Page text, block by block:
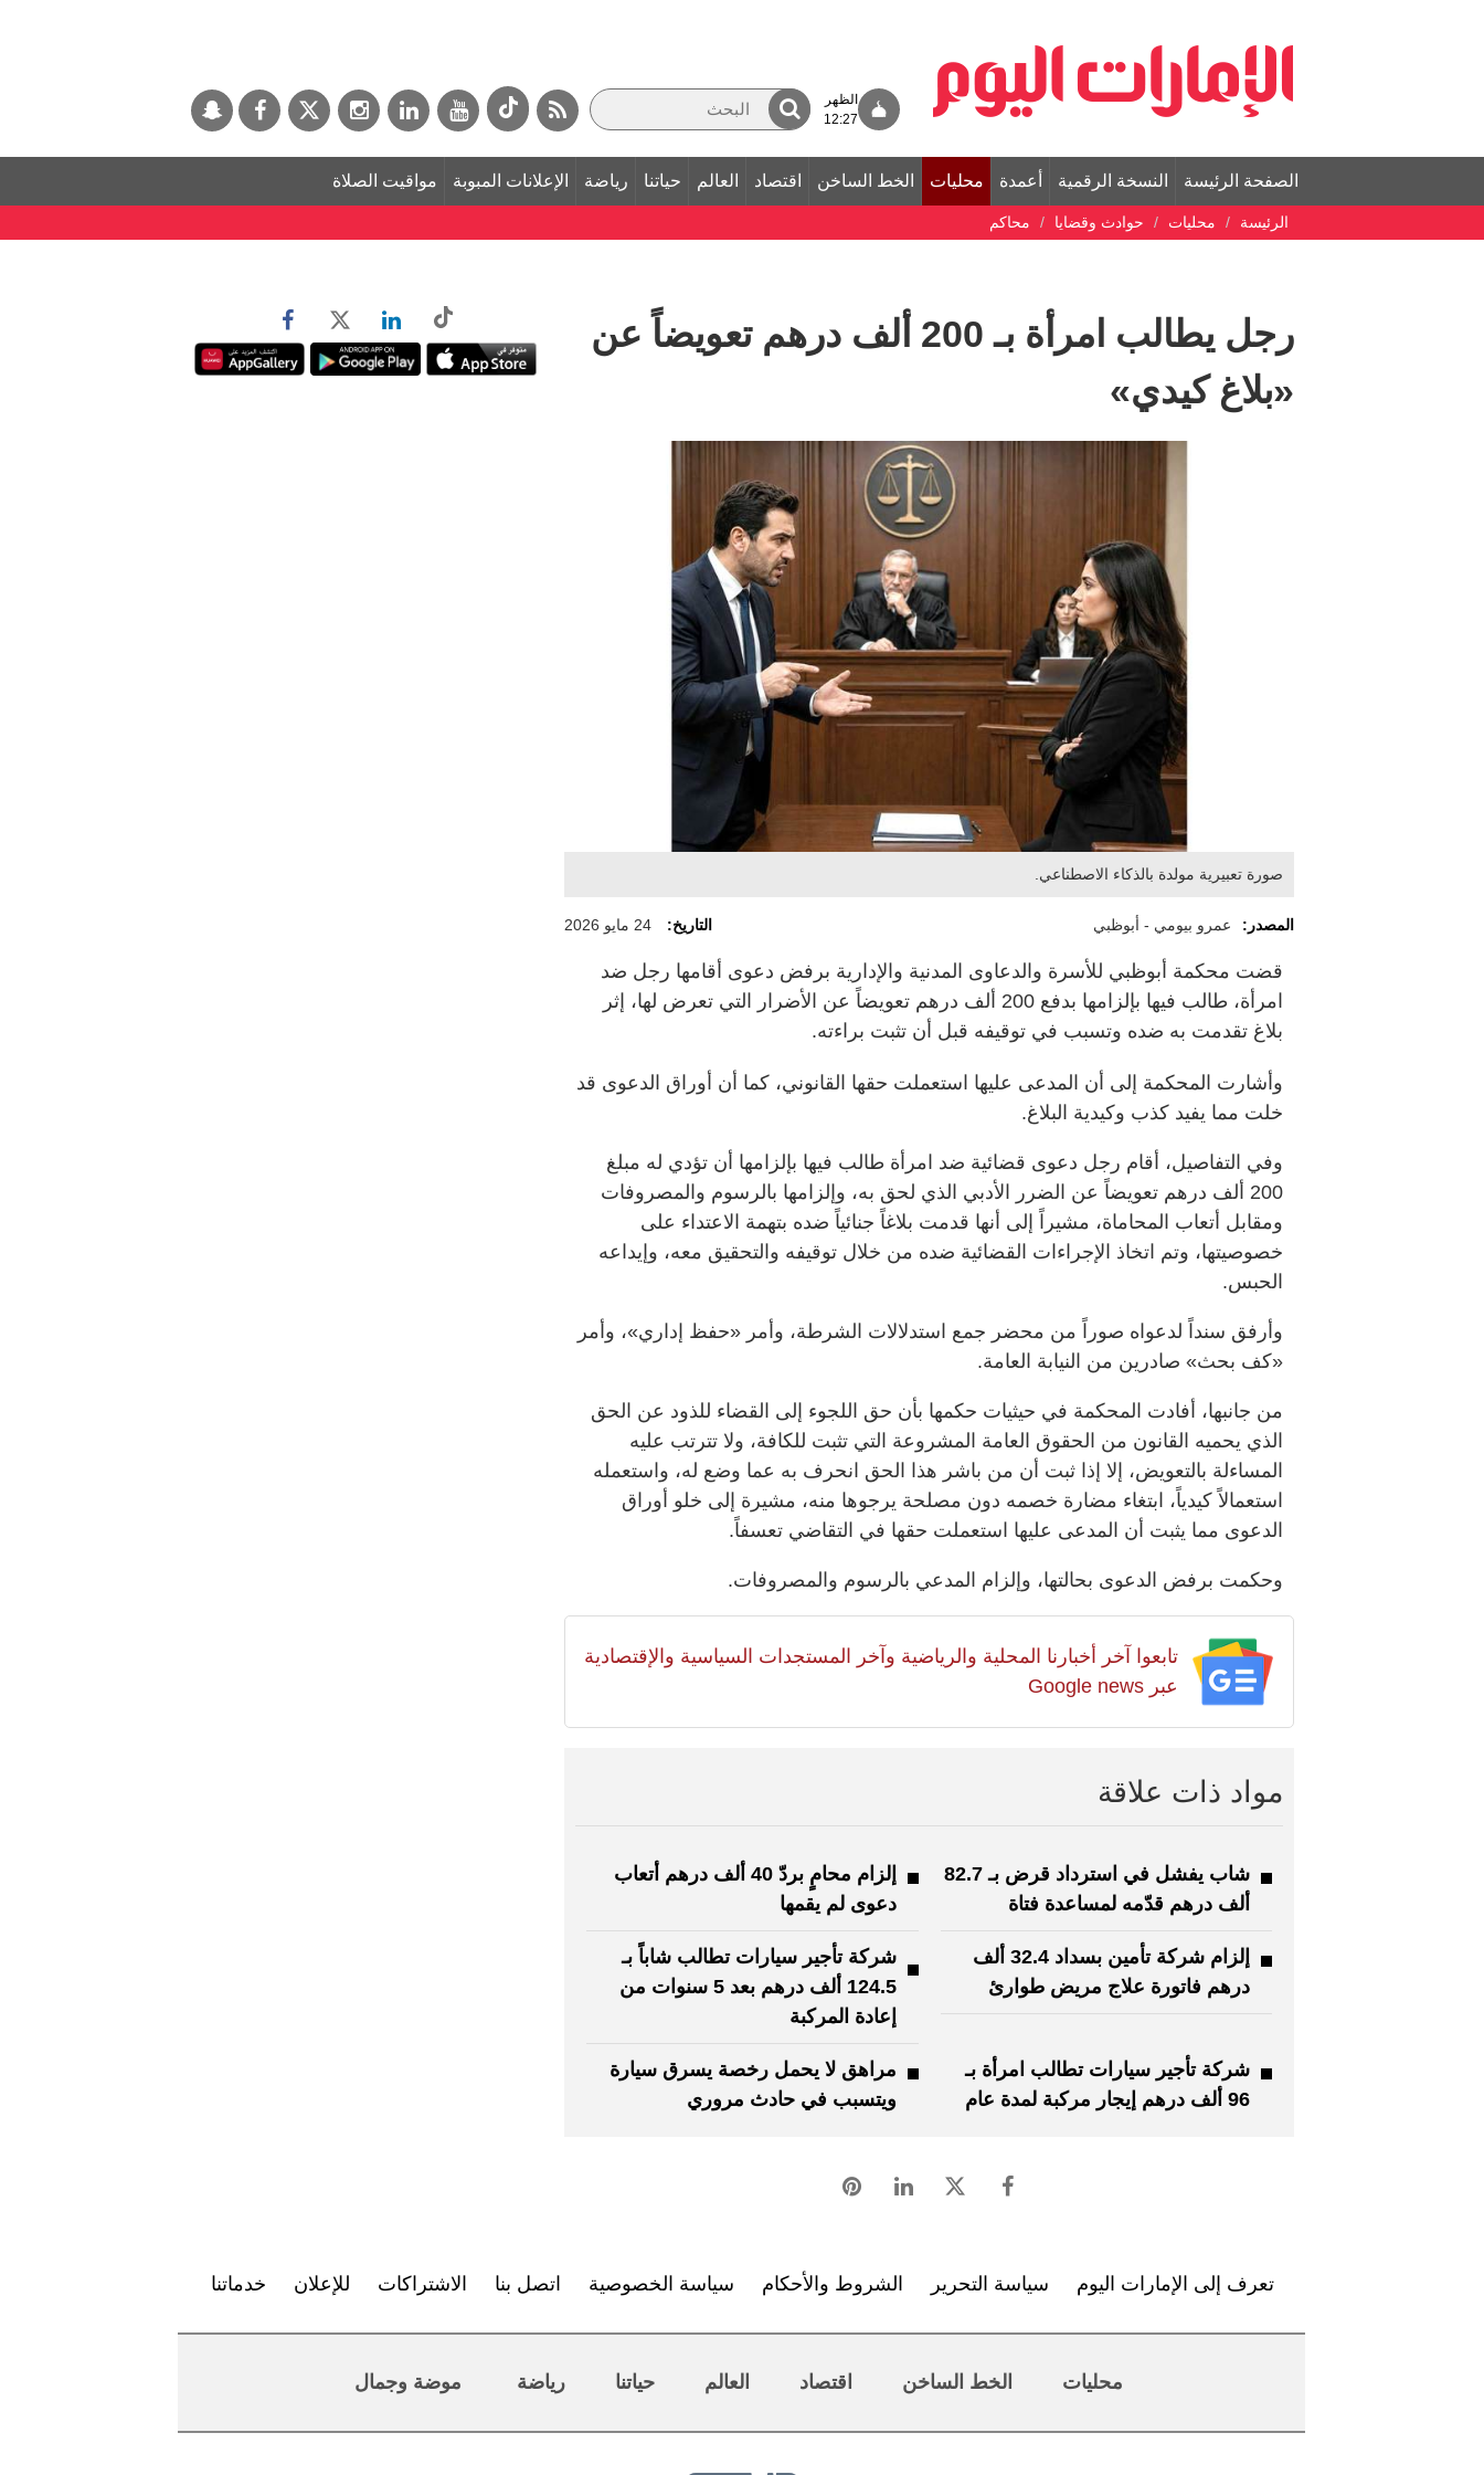
الظهر
12:27
الصفحة الرئيسة النسخة الرقمية أعمدة محليات الخط الساخن اقتصاد العالم حياتنا رياضة الإعلانات المبوبة مواقيت الصلاة
الرئيسة محليات حوادث وقضايا محاكم
رجل يطالب امرأة بـ 200 ألف درهم تعويضاً عن
«بلاغ كيدي»
صورة تعبيرية مولدة بالذكاء الاصطناعي.
المصدر: عمرو بيومي - أبوظبي التاريخ: 24 مايو 2026
قضت محكمة أبوظبي للأسرة والدعاوى المدنية والإدارية برفض دعوى أقامها رجل ضد
امرأة، طالب فيها بإلزامها بدفع 200 ألف درهم تعويضاً عن الأضرار التي تعرض لها، إثر
بلاغ تقدمت به ضده وتسبب في توقيفه قبل أن تثبت براءته.
وأشارت المحكمة إلى أن المدعى عليها استعملت حقها القانوني، كما أن أوراق الدعوى قد
خلت مما يفيد كذب وكيدية البلاغ.
وفي التفاصيل، أقام رجل دعوى قضائية ضد امرأة طالب فيها بإلزامها أن تؤدي له مبلغ
200 ألف درهم تعويضاً عن الضرر الأدبي الذي لحق به، وإلزامها بالرسوم والمصروفات
ومقابل أتعاب المحاماة، مشيراً إلى أنها قدمت بلاغاً جنائياً ضده بتهمة الاعتداء على
خصوصيتها، وتم اتخاذ الإجراءات القضائية ضده من خلال توقيفه والتحقيق معه، وإيداعه
الحبس.
وأرفق سنداً لدعواه صوراً من محضر جمع استدلالات الشرطة، وأمر «حفظ إداري»، وأمر
«كف بحث» صادرين من النيابة العامة.
من جانبها، أفادت المحكمة في حيثيات حكمها بأن حق اللجوء إلى القضاء للذود عن الحق
الذي يحميه القانون من الحقوق العامة المشروعة التي تثبت للكافة، ولا تترتب عليه
المساءلة بالتعويض، إلا إذا ثبت أن من باشر هذا الحق انحرف به عما وضع له، واستعمله
استعمالاً كيدياً، ابتغاء مضارة خصمه دون مصلحة يرجوها منه، مشيرة إلى خلو أوراق
الدعوى مما يثبت أن المدعى عليها استعملت حقها في التقاضي تعسفاً.
وحكمت برفض الدعوى بحالتها، وإلزام المدعي بالرسوم والمصروفات.
تابعوا آخر أخبارنا المحلية والرياضية وآخر المستجدات السياسية والإقتصادية
عبر Google news
مواد ذات علاقة
شاب يفشل في استرداد قرض بـ 82.7
ألف درهم قدّمه لمساعدة فتاة
إلزام محامٍ بردّ 40 ألف درهم أتعاب
دعوى لم يقمها
إلزام شركة تأمين بسداد 32.4 ألف
درهم فاتورة علاج مريض طوارئ
شركة تأجير سيارات تطالب شاباً بـ
124.5 ألف درهم بعد 5 سنوات من
إعادة المركبة
شركة تأجير سيارات تطالب امرأة بـ
96 ألف درهم إيجار مركبة لمدة عام
مراهق لا يحمل رخصة يسرق سيارة
ويتسبب في حادث مروري
تعرف إلى الإمارات اليوم سياسة التحرير الشروط والأحكام سياسة الخصوصية اتصل بنا الاشتراكات للإعلان خدماتنا
محليات الخط الساخن اقتصاد العالم حياتنا رياضة موضة وجمال